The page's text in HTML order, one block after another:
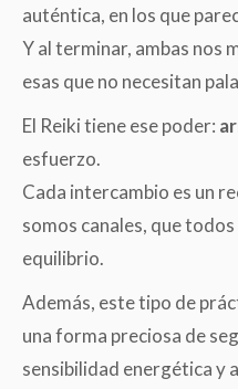
auténtica, en los que
Y al terminar, ambas nos
esas que no necesitan
El Reiki tiene ese poder:
esfuerzo.
Cada intercambio es un
somos canales, que
equilibrio.
Además, este tipo de
una forma preciosa de
sensibilidad energética y